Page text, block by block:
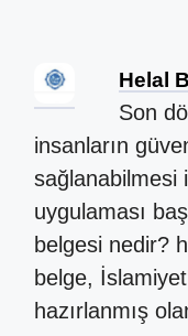
Helal
Son
insanların
sağlanabilmesi
uygulaması
belgesi nedir?
belge,
hazırlanmış